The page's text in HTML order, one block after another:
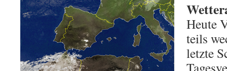
Heute
teils
letzte